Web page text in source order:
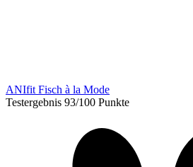
ANIfit Fisch à la Mode
Testergebnis 93/100 Punkte